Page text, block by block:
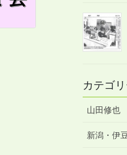
カテゴ
山田修也
新潟・伊